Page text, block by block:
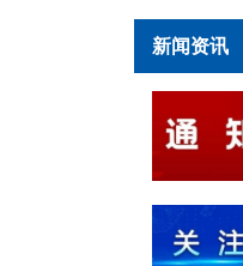
新闻资讯